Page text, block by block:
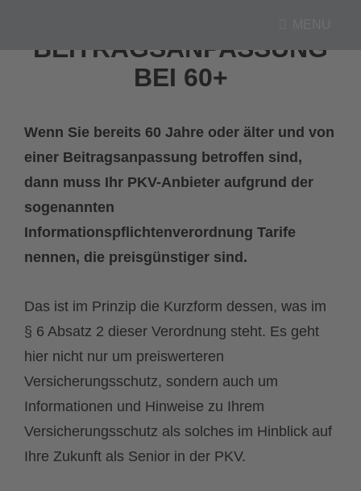
BEITRAGSANPASSUNG
BEI 60+
Wenn Sie bereits 60 Jahre oder älter und von
einer Beitragsanpassung betroffen sind,
dann muss Ihr PKV-Anbieter aufgrund der
sogenannten
Informationspflichtenverordnung Tarife
nennen, die preisgünstiger sind.
Das ist im Prinzip die Kurzform dessen, was im
§ 6 Absatz 2 dieser Verordnung steht. Es geht
hier nicht nur um preiswerteren
Versicherungsschutz, sondern auch um
Informationen und Hinweise zu Ihrem
Versicherungsschutz als solches im Hinblick auf
Ihre Zukunft als Senior in der PKV.